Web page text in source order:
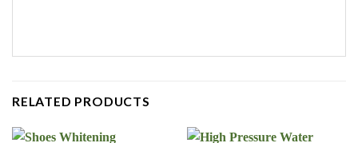
RELATED PRODUCTS